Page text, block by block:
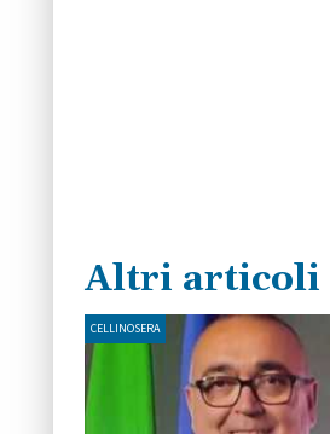
Altri articoli
CELLINOSERA